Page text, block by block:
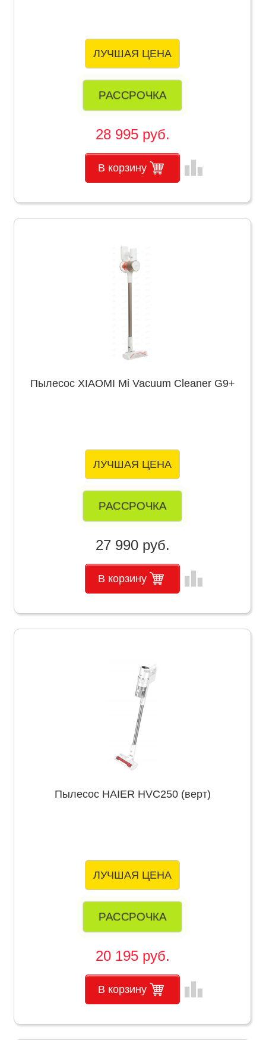
ЛУЧШАЯ ЦЕНА
РАССРОЧКА
28 995 руб.
В корзину leaderboard
Пылесос XIAOMI Mi Vacuum Cleaner G9+
ЛУЧШАЯ ЦЕНА
РАССРОЧКА
27 990 руб.
В корзину leaderboard
Пылесос HAIER HVC250 (верт)
ЛУЧШАЯ ЦЕНА
РАССРОЧКА
20 195 руб.
В корзину leaderboard